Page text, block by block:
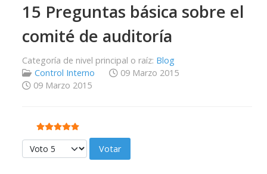
15 Preguntas básica sobre el
comité de auditoría
Categoría de nivel principal o raíz: Blog
Control Interno
09 Marzo 2015
09 Marzo 2015
Ratio:5/5
Por favor, vote